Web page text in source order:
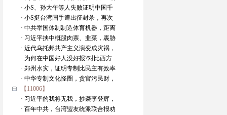
· 小S、孙大午等人失败证明中国千
· 小S挺台湾国手遭出征封杀，再次
· 中共举国体制制造体育机器，距离
· 习近平挟中概股肉票、韭菜，裹胁
· 近代乌托邦共产主义演变成灾祸，
· 为何在中国好人没好报?对比西方
· 郑州水灾，证明专制比民主有效率
· 中华专制文化怪圈，贪官污民财，
【11006】
· 习近平的我将无我，抄袭李登辉，
· 百年中共，台湾盟友统派联合报劝